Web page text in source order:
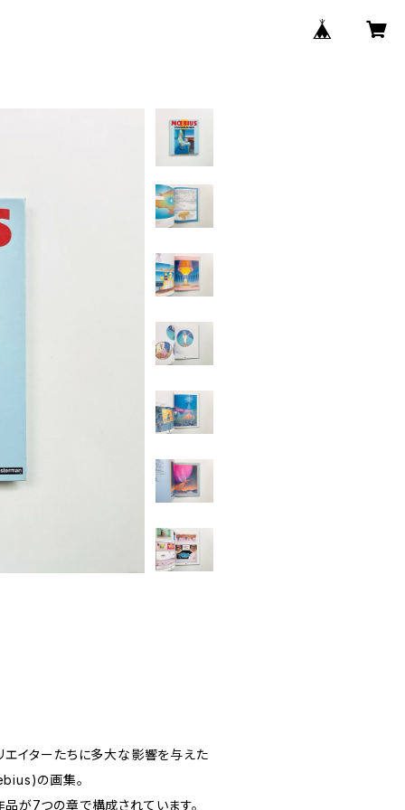
イターたちに多大な影響を与えた
の画集。
が7つの章で構成されています。